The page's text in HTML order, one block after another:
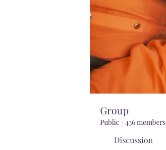
Group
Public · 436 members
Discussion